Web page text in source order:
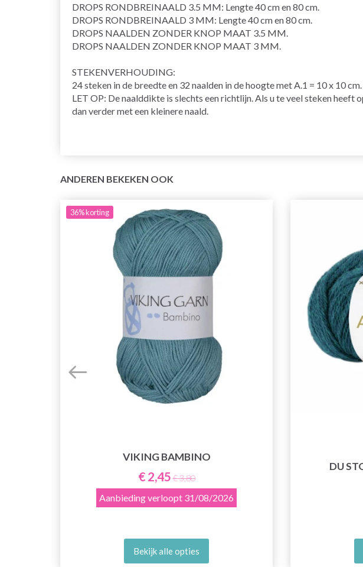
DROPS RONDBREINAALD 3.5 MM: Lengte 40 cm en 80 cm.
DROPS RONDBREINAALD 3 MM: Lengte 40 cm en 80 cm.
DROPS NAALDEN ZONDER KNOP MAAT 3.5 MM.
DROPS NAALDEN ZONDER KNOP MAAT 3 MM.
STEKENVERHOUDING:
24 steken in de breedte en 32 naalden in de hoogte met A.1 = 10 x 10 cm.
LET OP: De naalddikte is slechts een richtlijn. Als u te veel steken heeft
dan verder met een kleinere naald.
ANDEREN BEKEKEN OOK
36%korting
VIKING BAMBINO
€ 2,45 € 3,80
Aanbieding verloopt 31/08/2026
Bekijk alle opties
DU